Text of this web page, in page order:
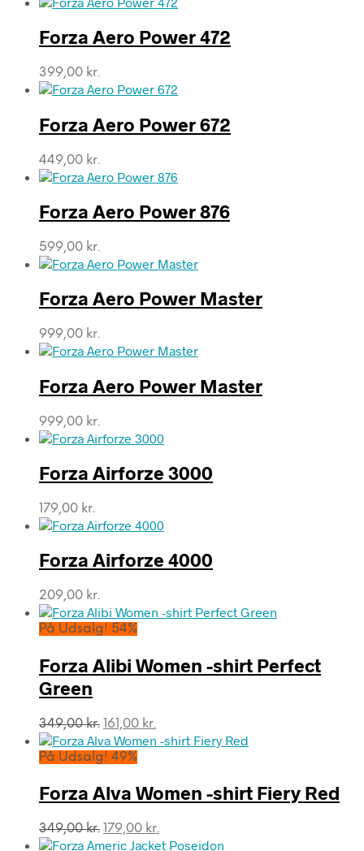
var:
499,00 kr..
er:
331,00 kr..
Forza Aero Power 472
399,00 kr.
Forza Aero Power 672
449,00 kr.
Forza Aero Power 876
599,00 kr.
Forza Aero Power Master
999,00 kr.
Forza Aero Power Master
999,00 kr.
Forza Airforze 3000
179,00 kr.
Forza Airforze 4000
209,00 kr.
På Udsalg! 54%
Forza Alibi Women -shirt Perfect
Green
349,00kr. Den
oprindelige
pris
349,00 kr..
161,00 kr.
aktuelle
På Udsalg! 49%
Forza Alva Women -shirt Fiery Red
349,00kr. Den
oprindelige
179,00 kr.
aktuelle